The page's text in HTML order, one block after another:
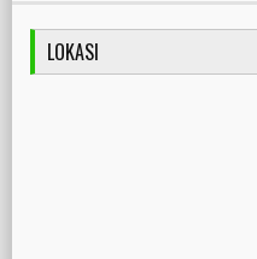
LOKASI